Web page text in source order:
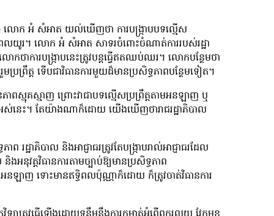
លោក អំ សំអាត យល់ឃើញថា ការបង្ក្រាបបទល្មើស
ពេលយូរ។ លោក អំ សំអាត សាទរចំពោះចំណាត់ការរបស់រដ្ឋា​
កថាការបង្ក្រាបនេះត្រូវបន្តធ្វើឥតឈប់ឈរ។ លោកបន្ថែមថា
ប្រព្រឹត្ត ទើបជាវិធានការមួយដ៏មានប្រសិទ្ធភាពបន្ថែមទៀត។
ពស្មុគ​​ស្មាញ ព្រោះវាជាបទល្មើសប្រព្រឹត្តតាមអនឡាញ ឬ
ាំងអស់នេះ។ តែយ៉ាងណាក៏ដោយ យើងឃើញថារាជរដ្ឋាភិបាល
រដ្ឋាភិបាល និងអាជ្ញាធរត្រូវតែបង្ក្រាបរាល់អាជ្ញាធរដែល
ងអនុវត្តវិធានការតាមច្បាប់ឱ្យមានប្រសិទ្ធភាព
ាញ ទោះមានឥទ្ធិពលប៉ុណ្ណាក៏ដោយ ក៏ត្រូវចាត់វិធានការ